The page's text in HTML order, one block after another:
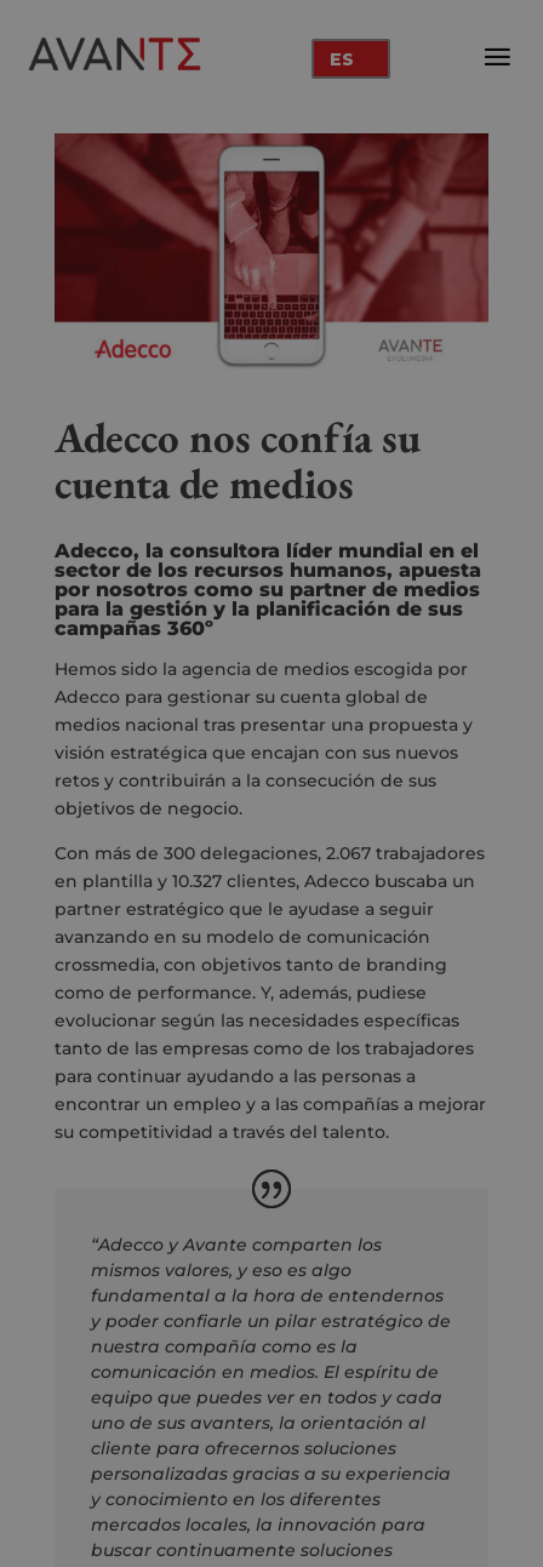
ES
Adecco nos confía su
cuenta de medios
Adecco, la consultora líder mundial en el
sector de los recursos humanos, apuesta
por nosotros como su partner de medios
para la gestión y la planificación de sus
campañas 360º
Hemos sido la agencia de medios escogida por
Adecco para gestionar su cuenta global de
medios nacional tras presentar una propuesta y
visión estratégica que encajan con sus nuevos
retos y contribuirán a la consecución de sus
objetivos de negocio.
Con más de 300 delegaciones, 2.067 trabajadores
en plantilla y 10.327 clientes, Adecco buscaba un
partner estratégico que le ayudase a seguir
avanzando en su modelo de comunicación
crossmedia, con objetivos tanto de branding
como de performance. Y, además, pudiese
evolucionar según las necesidades específicas
tanto de las empresas como de los trabajadores
para continuar ayudando a las personas a
encontrar un empleo y a las compañías a mejorar
su competitividad a través del talento.
“Adecco y Avante comparten los
mismos valores, y eso es algo
fundamental a la hora de entendernos
y poder confiarle un pilar estratégico de
nuestra compañía como es la
comunicación en medios. El espíritu de
equipo que puedes ver en todos y cada
uno de sus avanters, la orientación al
cliente para ofrecernos soluciones
personalizadas gracias a su experiencia
y conocimiento en los diferentes
mercados locales, la innovación para
buscar continuamente soluciones